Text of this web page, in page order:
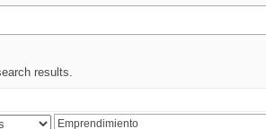
results.